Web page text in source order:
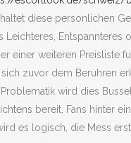
diese personlichen
Leichteres, Entspannteres
einer weiteren Preisliste
zuvor dem Beruhren
wird dies
bereit, Fans hinter
es logisch, die Mess